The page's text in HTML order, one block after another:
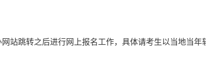
站跳转之后进行网上报名工作，具体请考生以当地当年